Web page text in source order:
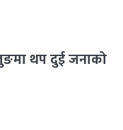
थप दुई जनाको